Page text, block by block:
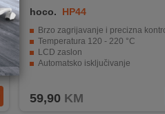
hoco. HP44
Brzo zagrijavanje i precizna kontrola
Temperatura 120 - 220 °C
LCD zaslon
Automatsko isključivanje
59,90 KM